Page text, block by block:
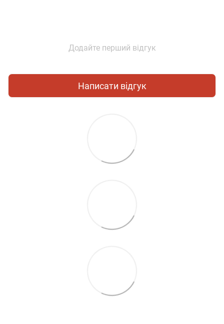
Додайте перший відгук
Написати відгук